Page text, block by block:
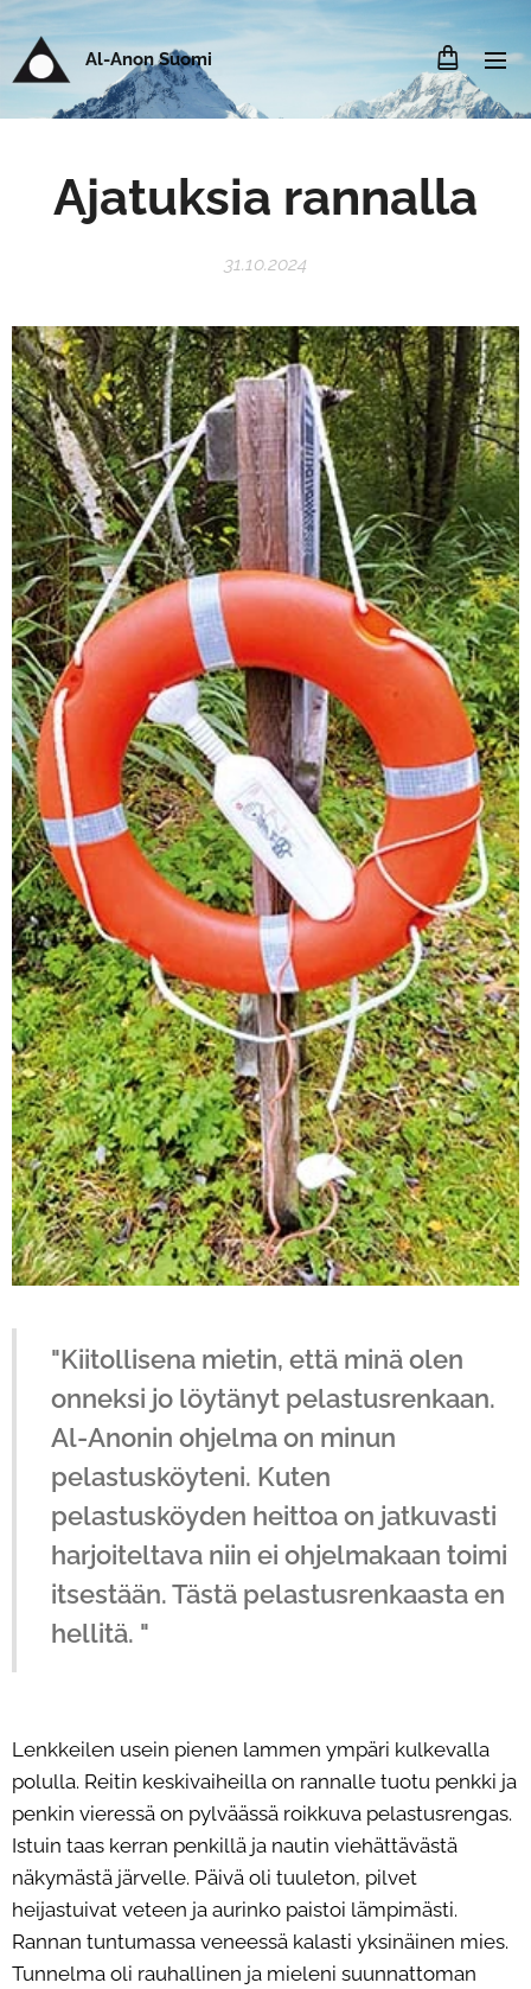
Al-Anon Suomi
Ajatuksia rannalla
31.10.2024
"Kiitollisena mietin, että minä olen
onneksi jo löytänyt pelastusrenkaan.
Al-Anonin ohjelma on minun
pelastusköyteni. Kuten
pelastusköyden heittoa on jatkuvasti
harjoiteltava niin ei ohjelmakaan toimi
itsestään. Tästä pelastusrenkaasta en
hellitä. "
Lenkkeilen usein pienen lammen ympäri kulkevalla
polulla. Reitin keskivaiheilla on rannalle tuotu penkki ja
penkin vieressä on pylväässä roikkuva pelastusrengas.
Istuin taas kerran penkillä ja nautin viehättävästä
näkymästä järvelle. Päivä oli tuuleton, pilvet
heijastuivat veteen ja aurinko paistoi lämpimästi.
Rannan tuntumassa veneessä kalasti yksinäinen mies.
Tunnelma oli rauhallinen ja mieleni suunnattoman